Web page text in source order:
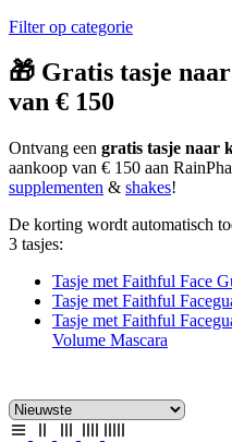
Filter op categorie
🎁 Gratis tasje
van € 150
Ontvang een gratis tasje naar
aankoop van € 150 aan
supplementen & shakes!
De korting wordt automatisch
3 tasjes:
Tasje met Faithful Face
Tasje met Faithful
Tasje met Faithful
Volume Mascara